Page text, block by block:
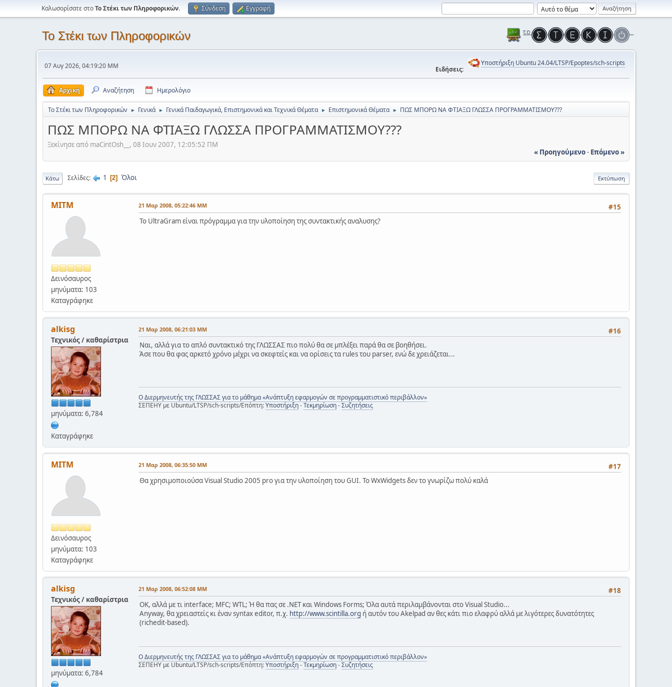
Καλωσορίσατε στοΤο Στέκι των Πληροφορικών. Σύνδεση Εγγραφή
Το Στέκι των Πληροφορικών
07 Αυγ 2026, 04:19:20 ΜΜ Ειδήσεις:
Υποστήριξη Ubuntu 24.04/LTSP/Epoptes/sch-scripts
Αρχική Αναζήτηση Ημερολόγιο
Το Στέκι των Πληροφορικών ► Γενικά ► Γενικά Παιδαγωγικά, Επιστημονικά και Τεχνικά Θέματα ► Επιστημονικά Θέματα ► ΠΩΣ ΜΠΟΡΩ ΝΑ ΦΤΙΑΞΩ ΓΛΩΣΣΑ ΠΡΟΓΡΑΜΜΑΤΙΣΜΟΥ???
ΠΩΣ ΜΠΟΡΩ ΝΑ ΦΤΙΑΞΩ ΓΛΩΣΣΑ ΠΡΟΓΡΑΜΜΑΤΙΣΜΟΥ???
Ξεκίνησε από maCintOsh__, 08 Ιουν 2007, 12:05:52 ΠΜ
« Προηγούμενο- Επόμενο »
Εκτύπωση
Κάτω Σελίδες 1 2 Όλοι
ΜΙΤΜ
Δεινόσαυρος
μηνύματα: 103
Καταγράφηκε
#15
21 Μαρ 2008, 05:22:46 ΜΜ
Το UltraGram είναι πρόγραμμα για την υλοποίηση της συντακτικής αναλυσης?
alkisg
Τεχνικός / καθαρίστρια
μηνύματα: 6,784
Καταγράφηκε
#16
21 Μαρ 2008, 06:21:03 ΜΜ
Ναι, αλλά για το απλό συντακτικό της ΓΛΩΣΣΑΣ πιο πολύ θα σε μπλέξει παρά θα σε βοηθήσει.
Άσε που θα φας αρκετό χρόνο μέχρι να σκεφτείς και να ορίσεις τα rules του parser, ενώ δε χρειάζεται...
Ο Διερμηνευτής της ΓΛΩΣΣΑΣ για το μάθημα «Ανάπτυξη εφαρμογών σε προγραμματιστικό περιβάλλον»
ΣΕΠΕΗΥ με Ubuntu/LTSP/sch-scripts/Επόπτη:Υποστήριξη-Τεκμηρίωση-Συζητήσεις
ΜΙΤΜ
Δεινόσαυρος
μηνύματα: 103
Καταγράφηκε
#17
21 Μαρ 2008, 06:35:50 ΜΜ
Θα χρησιμοποιούσα Visual Studio 2005 pro για την υλοποίηση του GUI. Το WxWidgets δεν το γνωρίζω πολύ καλά
alkisg
Τεχνικός / καθαρίστρια
μηνύματα: 6,784
#18
21 Μαρ 2008, 06:52:08 ΜΜ
ΟΚ, αλλά με τι interface; MFC; WTL; Ή θα πας σε .NET και Windows Forms; Όλα αυτά περιλαμβάνονται στο Visual Studio...
Anyway, θα χρειαστείς κι έναν syntax editor, π.χ. http://www.scintilla.org ή αυτόν του Akelpad αν θες κάτι πιο ελαφρύ αλλά με λιγότερες δυνατότητες
(richedit-based).
Ο Διερμηνευτής της ΓΛΩΣΣΑΣ για το μάθημα «Ανάπτυξη εφαρμογών σε προγραμματιστικό περιβάλλον»
ΣΕΠΕΗΥ με Ubuntu/LTSP/sch-scripts/Επόπτη:Υποστήριξη-Τεκμηρίωση-Συζητήσεις